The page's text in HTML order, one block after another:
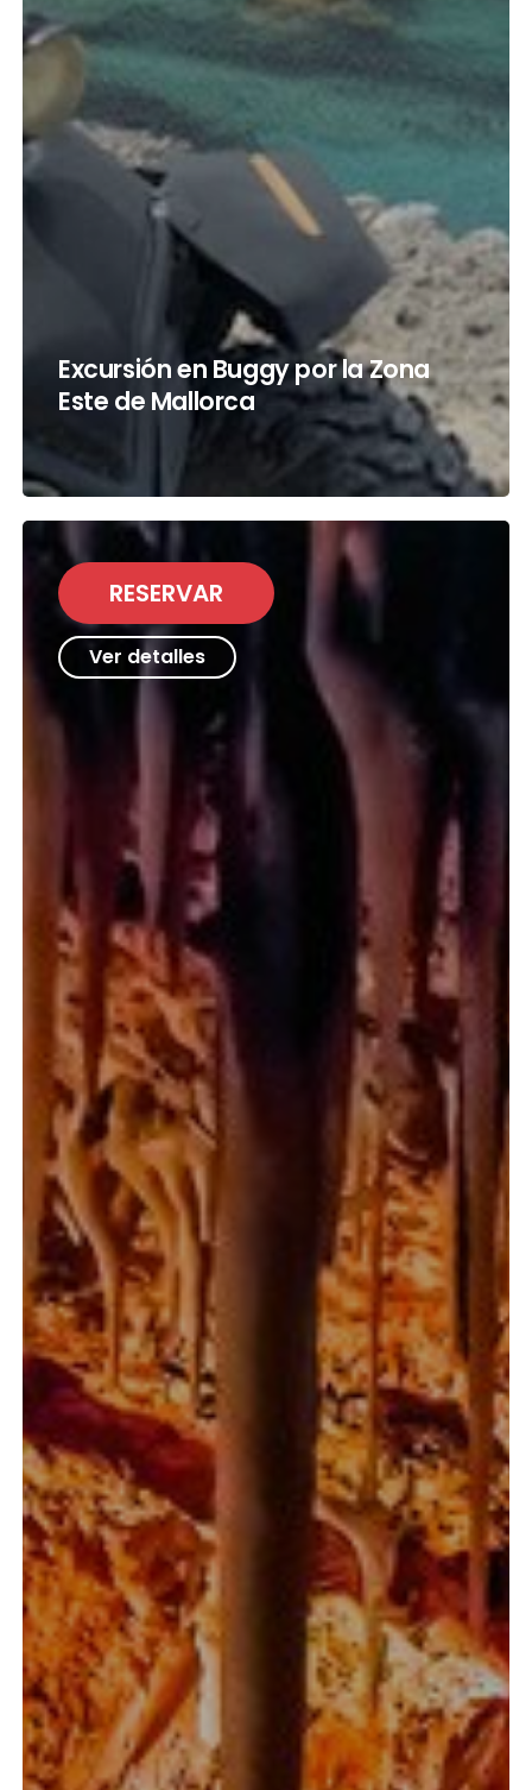
Excursión en Buggy por la Zona
Este de Mallorca
RESERVAR
Ver detalles